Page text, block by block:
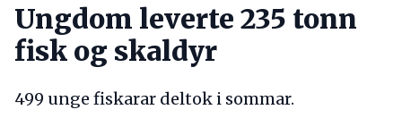
Ungdom leverte 235 tonn
fisk og skaldyr
499 unge fiskarar deltok i sommar.